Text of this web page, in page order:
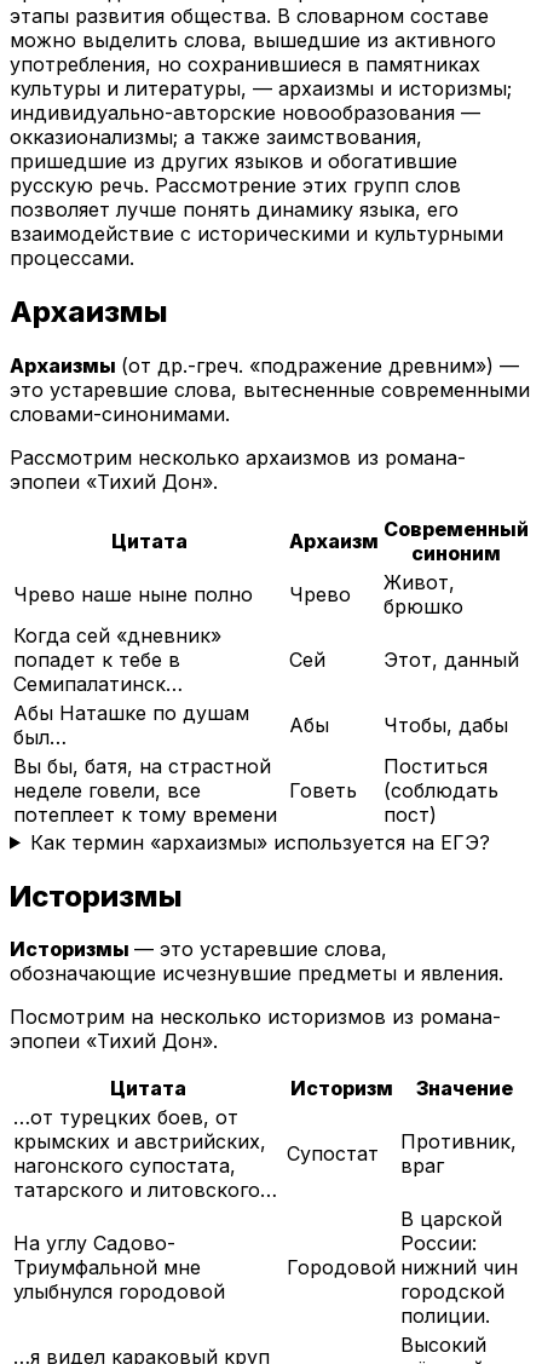
этапы развития общества. В словарном составе
можно выделить слова, вышедшие из активного
употребления, но сохранившиеся в памятниках
культуры и литературы, — архаизмы и историзмы;
индивидуально-авторские новообразования —
окказионализмы; а также заимствования,
пришедшие из других языков и обогатившие
русскую речь. Рассмотрение этих групп слов
позволяет лучше понять динамику языка, его
взаимодействие с историческими и культурными
процессами.
Архаизмы
Архаизмы (от др.-греч. «подражение древним») —
это устаревшие слова, вытесненные современными
словами-синонимами.
Рассмотрим несколько архаизмов из романа-
эпопеи «Тихий Дон».
Цитата Архаизм Современный
синоним
Чрево наше ныне полно
Чрево
Живот,
брюшко
Когда сей «дневник»
попадет к тебе в
Семипалатинск…
Сей Этот, данный
Абы Наташке по душам
был…
Абы
Чтобы, дабы
Вы бы, батя, на страстной
неделе говели, все
потеплеет к тому времени
Говеть
Поститься
(соблюдать
пост)
Как термин «архаизмы» используется на ЕГЭ?
Историзмы
Историзмы — это устаревшие слова,
обозначающие исчезнувшие предметы и явления.
Посмотрим на несколько историзмов из романа-
эпопеи «Тихий Дон».
Цитата
Историзм
Значение
…от турецких боев, от
крымских и австрийских,
нагонского супостата,
татарского и литовского…
Супостат
Противник,
враг
На углу Садово-
Триумфальной мне
улыбнулся городовой
Городовой
В царской
России:
нижний чин
городской
полиции.
…я видел караковый круп
Высокий